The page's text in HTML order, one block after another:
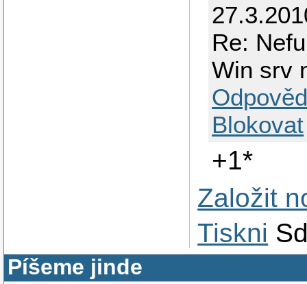
Re:
Win srv
Blokovat
+1*
Založit
Tiskni
Píšeme jinde